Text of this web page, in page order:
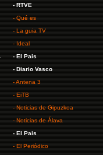
- RTVE
- Qué es
- La guia TV
- Ideal
- El Pais
- Diario Vasco
- Antena 3
- EiTB
- Noticias de Gipuzkoa
- Noticias de Álava
- El Pais
- El Periódico